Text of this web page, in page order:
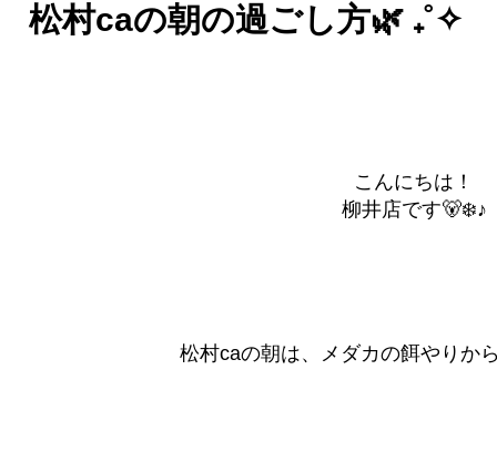
松村caの朝の過ごし方🌿 ₊˚✧
こんにちは！
柳井店です🐻‍❄️♪
松村caの朝は、メダカの餌やりか